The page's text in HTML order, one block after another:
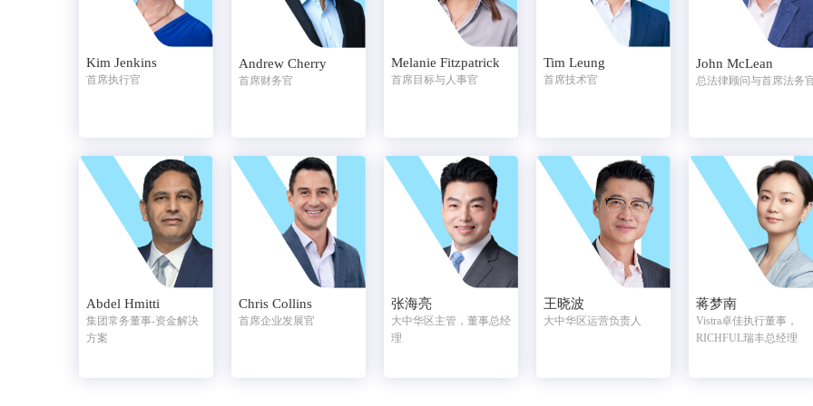
Kim Jenkins
首席执行官
Andrew Cherry
首席财务官
Melanie Fitzpatrick
首席目标与人事官
Tim Leung
首席技术官
John McLean
总法律顾问与首席法务
Abdel Hmitti
集团常务董事-资金解决
方案
Chris Collins
首席企业发展官
张海亮
大中华区主管，董事总经
理
王晓波
大中华区运营负责人
蒋梦南
Vistra卓佳执行董事，
RICHFUL瑞丰总经理